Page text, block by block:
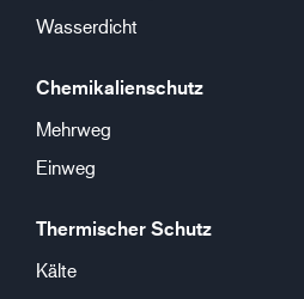
Wasserdicht
Chemikalienschutz
Mehrweg
Einweg
Thermischer Schutz
Kälte